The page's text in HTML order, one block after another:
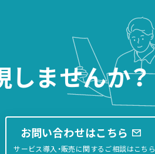
しませんか？
お問い合わせはこちら
サービス導入・販売に関するご相談はこちら